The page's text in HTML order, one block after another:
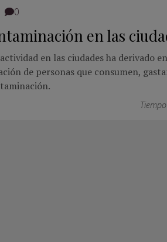
0
en las
en las ciudades ha derivado
de personas que consumen,